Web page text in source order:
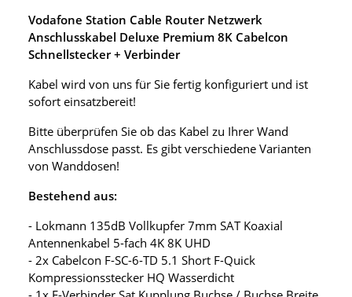
Vodafone Station Cable Router Netzwerk
Anschlusskabel Deluxe Premium 8K Cabelcon
Schnellstecker + Verbinder
Kabel wird von uns für Sie fertig konfiguriert und ist
sofort einsatzbereit!
Bitte überprüfen Sie ob das Kabel zu Ihrer Wand
Anschlussdose passt. Es gibt verschiedene Varianten
von Wanddosen!
Bestehend aus:
- Lokmann 135dB Vollkupfer 7mm SAT Koaxial
Antennenkabel 5-fach 4K 8K UHD
- 2x Cabelcon F-SC-6-TD 5.1 Short F-Quick
Kompressionsstecker HQ Wasserdicht